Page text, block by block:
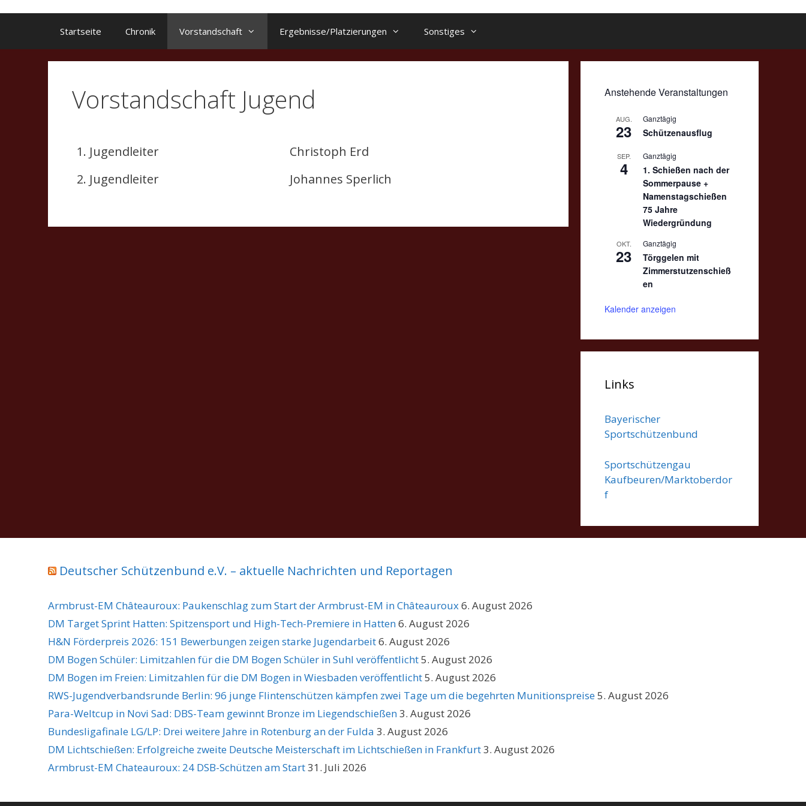
Startseite Chronik Vorstandschaft Ergebnisse/Platzierungen Sonstiges
Vorstandschaft Jugend
1. Jugendleiter
Christoph Erd
2. Jugendleiter
Johannes Sperlich
Anstehende Veranstaltungen
AUG.
23
Ganztägig
Schützenausflug
SEP.
4
Ganztägig
1. Schießen nach der
Sommerpause +
Namenstagschießen
75 Jahre
Wiedergründung
OKT.
23
Ganztägig
Törggelen mit
Zimmerstutzenschieß
en
Kalender anzeigen
Links
Bayerischer
Sportschützenbund
Sportschützengau
Kaufbeuren/Marktoberdor
f
Deutscher Schützenbund e.V. – aktuelle Nachrichten und Reportagen
Armbrust-EM Châteauroux: Paukenschlag zum Start der Armbrust-EM in Châteauroux6. August 2026
DM Target Sprint Hatten: Spitzensport und High-Tech-Premiere in Hatten6. August 2026
H&N Förderpreis 2026: 151 Bewerbungen zeigen starke Jugendarbeit6. August 2026
DM Bogen Schüler: Limitzahlen für die DM Bogen Schüler in Suhl veröffentlicht5. August 2026
DM Bogen im Freien: Limitzahlen für die DM Bogen in Wiesbaden veröffentlicht5. August 2026
RWS-Jugendverbandsrunde Berlin: 96 junge Flintenschützen kämpfen zwei Tage um die begehrten Munitionspreise5. August 2026
Para-Weltcup in Novi Sad: DBS-Team gewinnt Bronze im Liegendschießen3. August 2026
Bundesligafinale LG/LP: Drei weitere Jahre in Rotenburg an der Fulda 3. August 2026
DM Lichtschießen: Erfolgreiche zweite Deutsche Meisterschaft im Lichtschießen in Frankfurt3. August 2026
Armbrust-EM Chateauroux: 24 DSB-Schützen am Start31. Juli 2026